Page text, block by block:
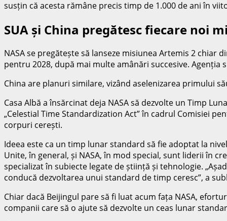
susțin că acesta rămâne precis timp de 1.000 de ani în
SUA și China pregătesc fiecare noi
NASA se pregătește să lanseze misiunea Artemis 2
pentru 2028, după mai multe amânări succesive.
China are planuri similare, vizând aselenizarea primului
Casa Albă a însărcinat deja NASA să dezvolte un Timp
„Celestial Time Standardization Act” în cadrul Comisiei
corpuri cerești.
Ideea este ca un timp lunar standard să fie adoptat la
Unite, în general, și NASA, în mod special, sunt liderii în
specializat în subiecte legate de știință și tehnologie.
conducă dezvoltarea unui standard de timp ceresc”, a
Chiar dacă Beijingul pare să fi luat acum fața NASA,
companii care să o ajute să dezvolte un ceas lunar